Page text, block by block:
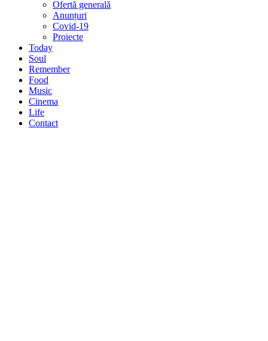
Ofertă generală
Anunțuri
Covid-19
Proiecte
Today
Soul
Remember
Food
Music
Cinema
Life
Contact